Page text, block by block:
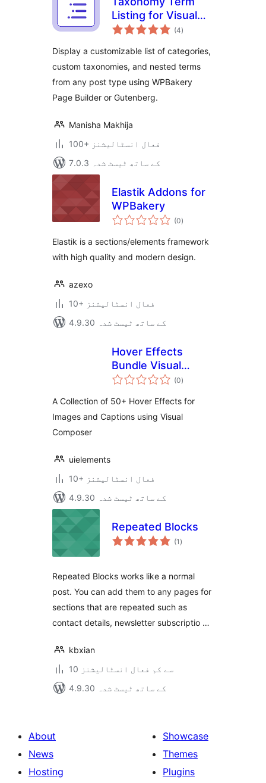
Listing for Visual
Composer
(4مجموعی
درجہ
)
Display a customizable list of categories,
custom taxonomies, and nested terms
from any post type using WPBakery
Page Builder or Gutenberg.
Manisha Makhija
100+ فعال انسٹالیشنز
7.0.3 کے ساتھ ٹیسٹ شدہ
Elastik Addons for
WPBakery
(0مجموعی
درجہ
)
Elastik is a sections/elements framework
with high quality and modern design.
azexo
10+ فعال انسٹالیشنز
4.9.30 کے ساتھ ٹیسٹ شدہ
Hover Effects
Bundle Visual
Composer Addon
(0مجموعی
درجہ
)
A Collection of 50+ Hover Effects for
Images and Captions using Visual
Composer
uielements
10+ فعال انسٹالیشنز
4.9.30 کے ساتھ ٹیسٹ شدہ
Repeated Blocks
(1 مجموعی
درجہ
)
Repeated Blocks works like a normal
post. You can add them to any pages for
sections that are repeated such as
contact details, newsletter subscriptio …
kbxian
10 سے کم فعال انسٹالیشنز
4.9.30 کے ساتھ ٹیسٹ شدہ
About
News
Hosting
Showcase
Themes
Plugins